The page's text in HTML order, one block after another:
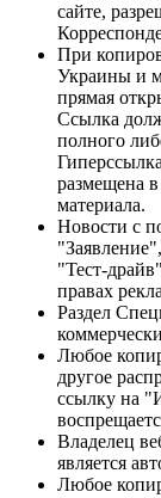
сайте,
При
Украины и
прямая
Ссылка
полного
размещена
материала.
Новости с
"Тест-
правах
Раздел
Любое
другое
ссылку на
Владелец
является
Любое